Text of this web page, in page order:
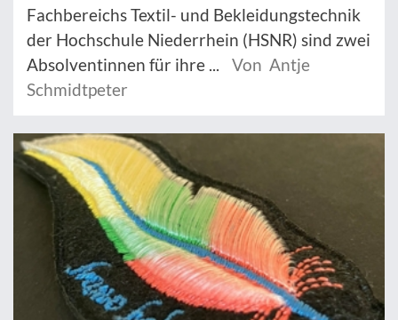
Fachbereichs Textil- und Bekleidungstechnik
der Hochschule Niederrhein (HSNR) sind zwei
Absolventinnen für ihre ...
Von Antje
Schmidtpeter